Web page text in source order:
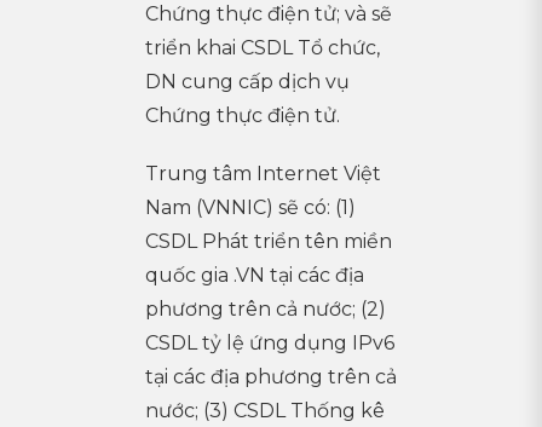
Chứng thực điện tử; và sẽ
triển khai CSDL Tổ chức,
DN cung cấp dịch vụ
Chứng thực điện tử.
Trung tâm Internet Việt
Nam (VNNIC) sẽ có: (1)
CSDL Phát triển tên miền
quốc gia .VN tại các địa
phương trên cả nước; (2)
CSDL tỷ lệ ứng dụng IPv6
tại các địa phương trên cả
nước; (3) CSDL Thống kê